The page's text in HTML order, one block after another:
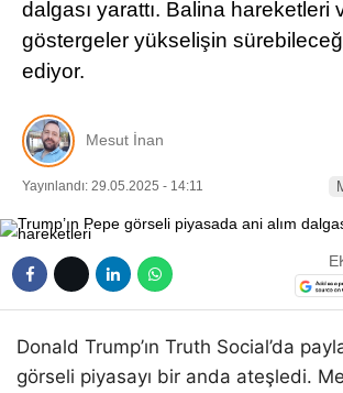
dalgası yarattı. Balina hareketleri
göstergeler yükselişin
ediyor.
Mesut İnan
Yayınlandı: 29.05.2025 - 14:11
Donald Trump’ın Truth Social’da
görseli piyasayı bir anda ateşledi.